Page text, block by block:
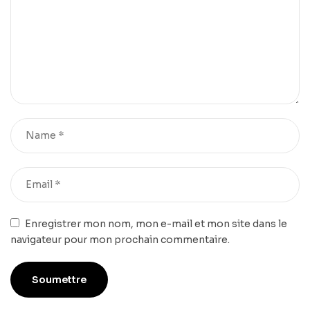
Enregistrer mon nom, mon e-mail et mon site dans le
navigateur pour mon prochain commentaire.